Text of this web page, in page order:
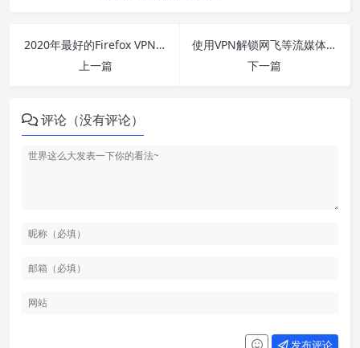
2020年最好的Firefox VPN扩展和附加组件
上一篇
使用VPN解锁网飞等流媒体合法吗？
下一篇
评论（没有评论）
发布评论